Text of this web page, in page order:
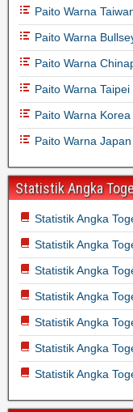
Paito Warna
Paito Warna
Paito Warna
Paito Warna Taipei
Paito Warna Korea
Paito Warna Japan
Statistik Angka
Statistik Angka
Statistik Angka
Statistik Angka
Statistik Angka
Statistik Angka
Statistik Angka
Statistik Angka